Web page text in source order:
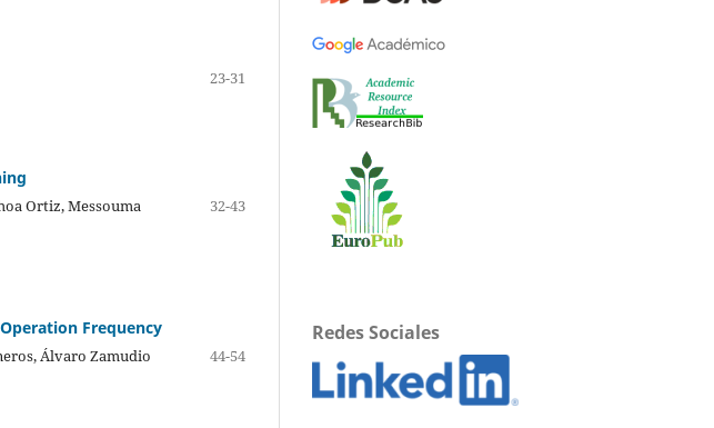
23-31
Ortiz, Messouma
32-43
Frequency
Álvaro Zamudio
44-54
Redes Sociales